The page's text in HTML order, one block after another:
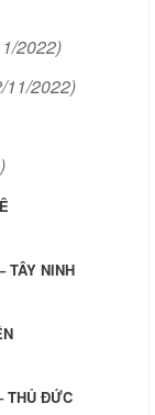
2022)
11/2022)
TÂY NINH
THỦ ĐỨC